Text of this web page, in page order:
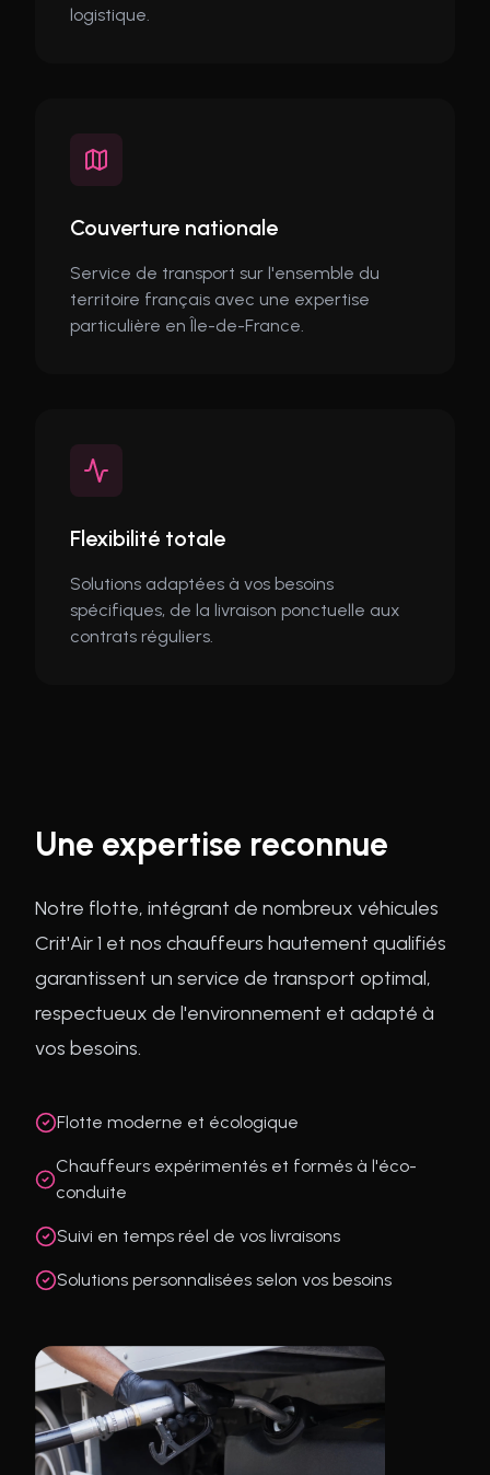
logistique.
Couverture nationale
Service de transport sur l'ensemble du
territoire français avec une expertise
particulière en Île-de-France.
Flexibilité totale
Solutions adaptées à vos besoins
spécifiques, de la livraison ponctuelle aux
contrats réguliers.
Une expertise reconnue
Notre flotte, intégrant de nombreux véhicules
Crit'Air 1 et nos chauffeurs hautement qualifiés
garantissent un service de transport optimal,
respectueux de l'environnement et adapté à
vos besoins.
Flotte moderne et écologique
Chauffeurs expérimentés et formés à l'éco-
conduite
Suivi en temps réel de vos livraisons
Solutions personnalisées selon vos besoins